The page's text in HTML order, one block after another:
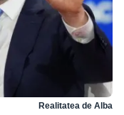
Realitatea de Alba